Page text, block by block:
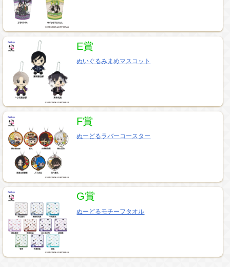
E賞
ぬいぐるみまめマスコット
F賞
ぬーどるラバーコースター
G賞
ぬーどるモチーフタオル